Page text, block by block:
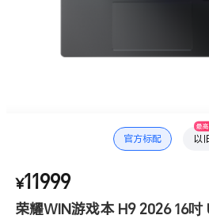
官方标配 以
最
¥11999
荣耀WIN游戏本 H9 2026 16